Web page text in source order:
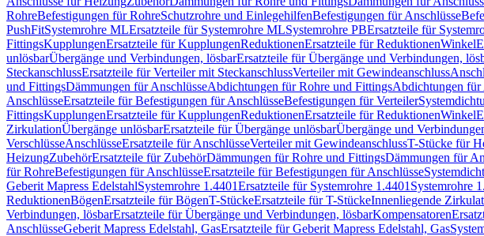
RohreBefestigungen für RohreSchutzrohre und EinlegehilfenBefestigungen für Anschlüsse
PushFitSystemrohre MLErsatzteile für Systemrohre MLSystemrohre PBErsatzteile für
FittingsKupplungenErsatzteile für KupplungenReduktionenErsatzteile für ReduktionenWinkel
unlösbarÜbergänge und Verbindungen, lösbarErsatzteile für Übergänge und Verbindungen,
SteckanschlussErsatzteile für Verteiler mit SteckanschlussVerteiler mit Gewindeanschluss
und FittingsDämmungen für AnschlüsseAbdichtungen für Rohre und FittingsAbdichtungen für
AnschlüsseErsatzteile für Befestigungen für AnschlüsseBefestigungen für Verteiler
FittingsKupplungenErsatzteile für KupplungenReduktionenErsatzteile für ReduktionenWinkel
ZirkulationÜbergänge unlösbarErsatzteile für Übergänge unlösbarÜbergänge und
VerschlüsseAnschlüsseErsatzteile für AnschlüsseVerteiler mit GewindeanschlussT-Stücke für
HeizungZubehörErsatzteile für ZubehörDämmungen für Rohre und FittingsDämmungen für
für RohreBefestigungen für AnschlüsseErsatzteile für Befestigungen für Anschlüsse
Geberit Mapress EdelstahlSystemrohre 1.4401Ersatzteile für Systemrohre 1.4401 Systemrohre
ReduktionenBögenErsatzteile für BögenT-StückeErsatzteile für T-StückeInnenliegende
Verbindungen, lösbarErsatzteile für Übergänge und Verbindungen, lösbarKompensatoren
AnschlüsseGeberit Mapress Edelstahl, GasErsatzteile für Geberit Mapress Edelstahl, Gas